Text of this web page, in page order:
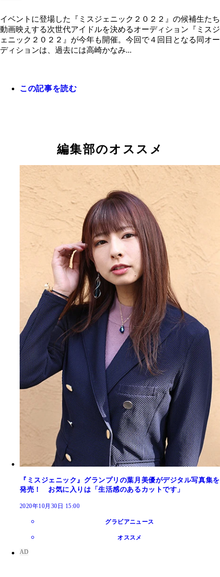
イベントに登場した『ミスジェニック２０２２』の候補生たち
動画映えする次世代アイドルを決めるオーディション『ミスジ
ェニック２０２２』が今年も開催。今回で４回目となる同オー
ディションは、過去には高崎かなみ...
この記事を読む
編集部のオススメ
『ミスジェニック』グランプリの葉月美優がデジタル写真集を
発売！ お気に入りは「生活感のあるカットです」
2020年10月30日 15:00
グラビアニュース
オススメ